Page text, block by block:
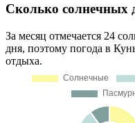
Сколько солнечных
За месяц отмечается 24
дня, поэтому погода в
отдыха.